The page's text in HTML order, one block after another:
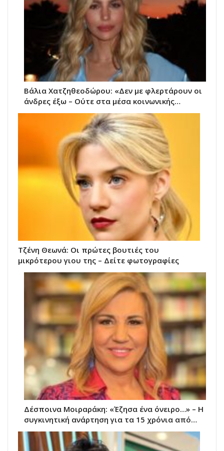
Βάλια Χατζηθεοδώρου: «Δεν με φλερτάρουν οι
άνδρες έξω – Ούτε στα μέσα κοινωνικής…
Τζένη Θεωνά: Οι πρώτες βουτιές του
μικρότερου γιου της – Δείτε φωτογραφίες
Δέσποινα Μοιραράκη: «Έζησα ένα όνειρο…» – Η
συγκινητική ανάρτηση για τα 15 χρόνια από…